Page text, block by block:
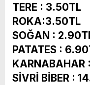
TERE : 3.50TL
ROKA:3.50TL
SOĞAN :
PATATES :
SİVRİ BİBER :